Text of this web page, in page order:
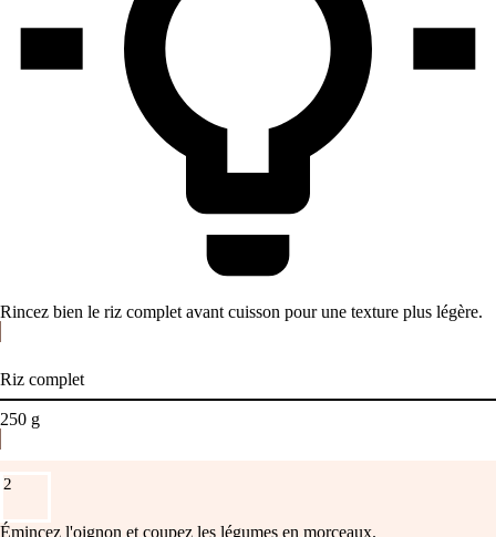
Rincez bien le riz complet avant cuisson pour une texture plus légère.
Riz complet
250 g
2
Émincez l'oignon et coupez les légumes en morceaux.